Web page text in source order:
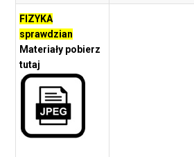
FIZYKA
sprawdzian
Materiały pobierz
tutaj